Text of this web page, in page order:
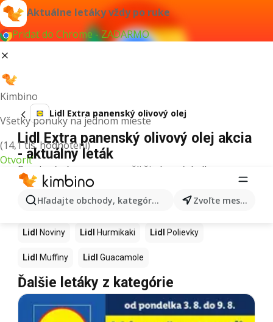
Aktuálne letáky vždy po ruke
Pridať do Chrome - ZADARMO
Kimbino
Všetky ponuky na jednom mieste
(14,1 tis. hodnotení)
Otvoriť
Hľadajte obchody, kategórie, produkty... Zvoľte mesto
Lidl Extra panenský olivový olej
Lidl Extra panenský olivový olej akcia
- aktuálny leták
Pre daný výraz sme nenašli žiadne výsledky.
Ďalšie produkty v obchodoch Lidl
Lidl Kapor Ashwagandha Nintendo Switch
Lidl Noviny Lidl Hurmikaki Lidl Polievky
Lidl Muffiny Lidl Guacamole
Ďalšie letáky z kategórie